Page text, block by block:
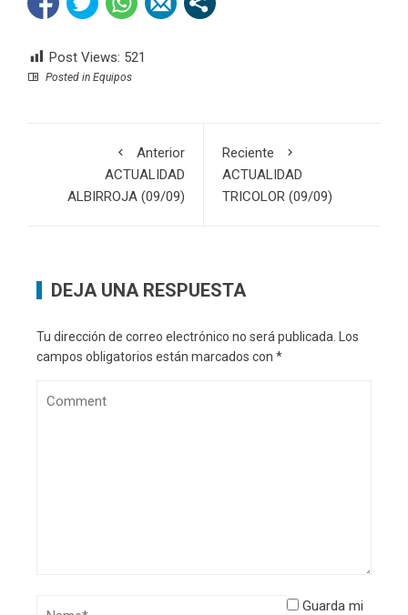
Post Views: 521
Posted in Equipos
Anterior
ACTUALIDAD
ALBIRROJA (09/09)
Reciente
ACTUALIDAD
TRICOLOR (09/09)
DEJA UNA RESPUESTA
Tu dirección de correo electrónico no será publicada.
Los
campos obligatorios están marcados con *
Guarda mi